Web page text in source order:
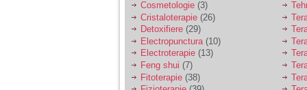
Am o bariera peste
care nu pot trece:
prietena mea a ramas
insarcinata cu o fata.
Am fost de comun
acord sa facem un
copil, cu gandul ca e
baiat.
Cosmetologie (3)
Cristaloterapie (26)
Detoxifiere (29)
Electropunctura (10)
Electroterapie (13)
Feng shui (7)
Fitoterapie (38)